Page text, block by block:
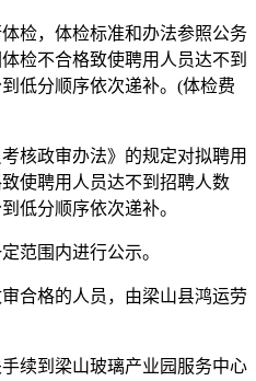
检，体检标准和办法参照公务
检不合格致使聘用人员达不到
低分顺序依次递补。(体检费
核政审办法》的规定对拟聘用
使聘用人员达不到招聘人数
低分顺序依次递补。
范围内进行公示。
合格的人员，由梁山县鸿运劳
续到梁山玻璃产业园服务中心